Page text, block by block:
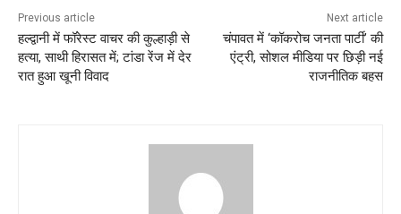
k
Previous article
हल्द्वानी में फॉरेस्ट वाचर की कुल्हाड़ी से
हत्या, साथी हिरासत में; टांडा रेंज में देर
रात हुआ खूनी विवाद
Next article
चंपावत में ‘कॉकरोच जनता पार्टी’ की
एंट्री, सोशल मीडिया पर छिड़ी नई
राजनीतिक बहस